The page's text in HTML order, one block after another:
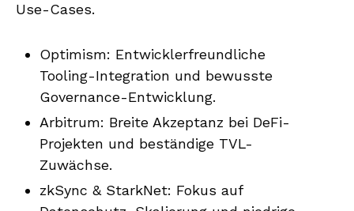
Use-Cases.
Optimism: Entwicklerfreundliche
Tooling-Integration und bewusste
Governance-Entwicklung.
Arbitrum: Breite Akzeptanz bei DeFi-
Projekten und beständige TVL-
Zuwächse.
zkSync & StarkNet: Fokus auf